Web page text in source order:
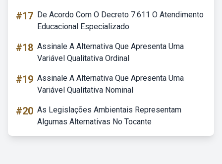
#17 De Acordo Com O Decreto 7.611 O Atendimento
Educacional Especializado
#18 Assinale A Alternativa Que Apresenta Uma
Variável Qualitativa Ordinal
#19 Assinale A Alternativa Que Apresenta Uma
Variável Qualitativa Nominal
#20 As Legislações Ambientais Representam
Algumas Alternativas No Tocante